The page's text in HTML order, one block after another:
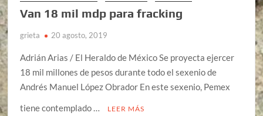
Van 18 mil mdp para fracking
grieta 20 agosto, 2019
Adrián Arias / El Heraldo de México Se proyecta ejercer
18 mil millones de pesos durante todo el sexenio de
Andrés Manuel López Obrador En este sexenio, Pemex
tiene contemplado …
LEER MÁS